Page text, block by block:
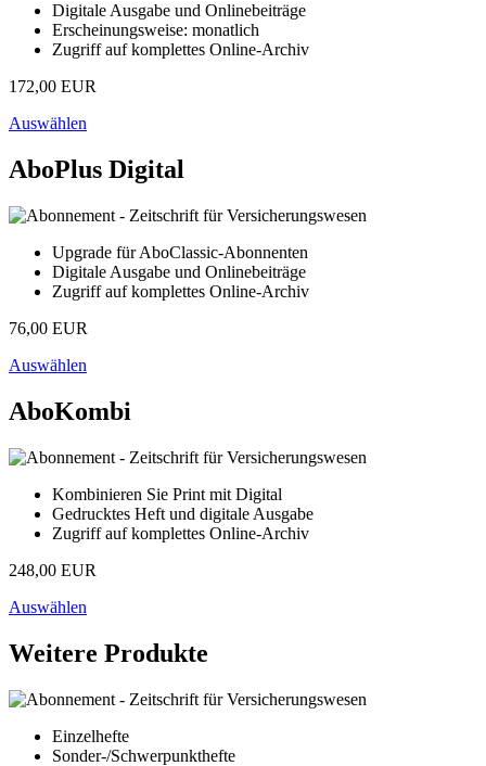
Digitale Ausgabe und Onlinebeiträge
Erscheinungsweise: monatlich
Zugriff auf komplettes Online-Archiv
172,00 EUR
Auswählen
AboPlus Digital
Upgrade für AboClassic-Abonnenten
Digitale Ausgabe und Onlinebeiträge
Zugriff auf komplettes Online-Archiv
76,00 EUR
Auswählen
AboKombi
Kombinieren Sie Print mit Digital
Gedrucktes Heft und digitale Ausgabe
Zugriff auf komplettes Online-Archiv
248,00 EUR
Auswählen
Weitere Produkte
Einzelhefte
Sonder-/Schwerpunkthefte